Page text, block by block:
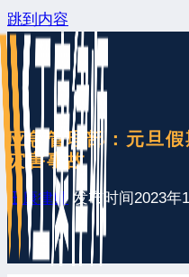
跳到内容
应急管理部：元旦
灾害事故
王康律师 发布时间2023年